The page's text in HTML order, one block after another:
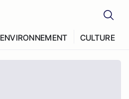
ENVIRONNEMENT CULTURE